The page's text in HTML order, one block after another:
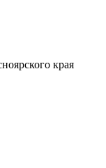
края